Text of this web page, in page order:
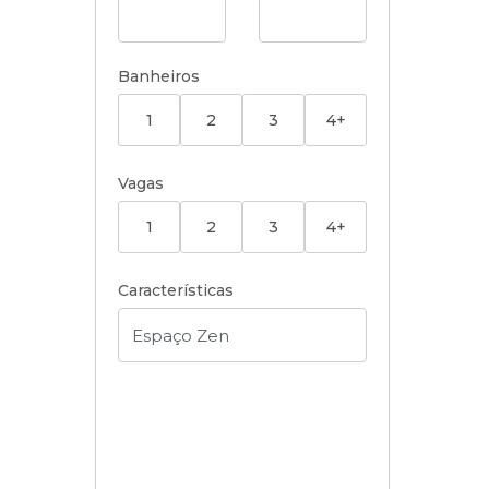
Banheiros
1 2 3 4+
Vagas
1 2 3 4+
Características